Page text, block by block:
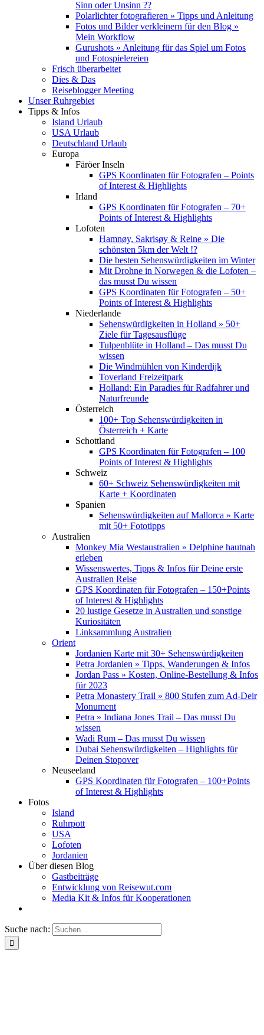
Sinn oder Unsinn ??
Polarlichter fotografieren » Tipps und Anleitung
Fotos und Bilder verkleinern für den Blog »
Mein Workflow
Gurushots » Anleitung für das Spiel um Fotos
und Fotospielereien
Frisch überarbeitet
Dies & Das
Reiseblogger Meeting
Unser Ruhrgebiet
Tipps & Infos
Island Urlaub
USA Urlaub
Deutschland Urlaub
Europa
Färöer Inseln
GPS Koordinaten für Fotografen – Points
of Interest & Highlights
Irland
GPS Koordinaten für Fotografen – 70+
Points of Interest & Highlights
Lofoten
Hamnøy, Sakrisøy & Reine » Die
schönsten 5km der Welt !?
Die besten Sehenswürdigkeiten im Winter
Mit Drohne in Norwegen & die Lofoten –
das musst Du wissen
GPS Koordinaten für Fotografen – 50+
Points of Interest & Highlights
Niederlande
Sehenswürdigkeiten in Holland » 50+
Ziele für Tagesausflüge
Tulpenblüte in Holland – Das musst Du
wissen
Die Windmühlen von Kinderdijk
Toverland Freizeitpark
Holland: Ein Paradies für Radfahrer und
Naturfreunde
Österreich
100+ Top Sehenswürdigkeiten in
Österreich + Karte
Schottland
GPS Koordinaten für Fotografen – 100
Points of Interest & Highlights
Schweiz
60+ Schweiz Sehenswürdigkeiten mit
Karte + Koordinaten
Spanien
Sehenswürdigkeiten auf Mallorca » Karte
mit 50+ Fototipps
Australien
Monkey Mia Westaustralien » Delphine hautnah
erleben
Wissenswertes, Tipps & Infos für Deine erste
Australien Reise
GPS Koordinaten für Fotografen – 150+Points
of Interest & Highlights
20 lustige Gesetze in Australien und sonstige
Kuriositäten
Linksammlung Australien
Orient
Jordanien Karte mit 30+ Sehenswürdigkeiten
Petra Jordanien » Tipps, Wanderungen & Infos
Jordan Pass » Kosten, Online-Bestellung & Infos
für 2023
Petra Monastery Trail » 800 Stufen zum Ad-Deir
Monument
Petra » Indiana Jones Trail – Das musst Du
wissen
Wadi Rum – Das musst Du wissen
Dubai Sehenswürdigkeiten – Highlights für
Deinen Stopover
Neuseeland
GPS Koordinaten für Fotografen – 100+Points
of Interest & Highlights
Fotos
Island
Ruhrpott
USA
Lofoten
Jordanien
Über diesen Blog
Gastbeiträge
Entwicklung von Reisewut.com
Media Kit & Infos für Kooperationen
Suche nach: